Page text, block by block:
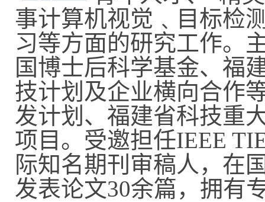
事计算机视觉﹑目标检
习等方面的研究工作。
国博士后科学基金、福
技计划及企业横向合作
发计划、福建省科技重
项目。受邀担任IEEE
际知名期刊审稿人，在
发表论文30余篇，拥有